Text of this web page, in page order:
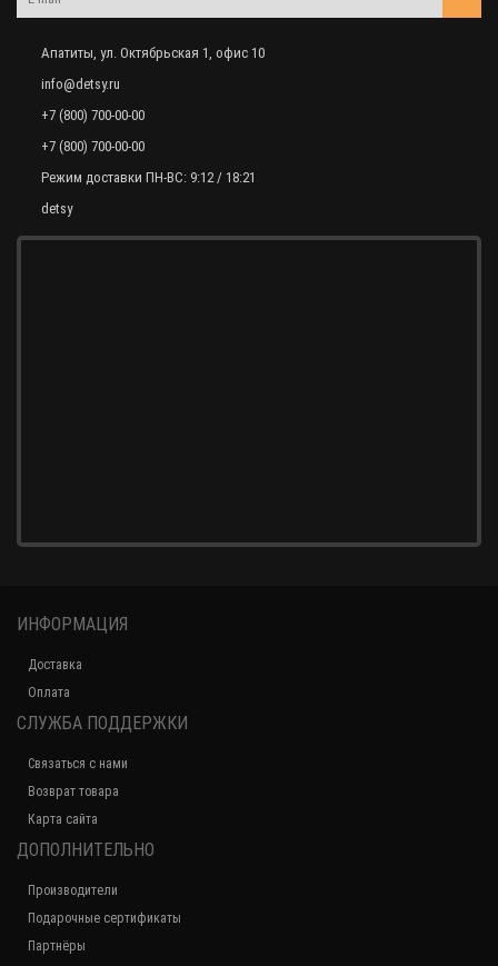
Апатиты, ул. Октябрьская 1, офис 10
info@detsy.ru
+7 (800) 700-00-00
+7 (800) 700-00-00
Режим доставки ПН-ВС: 9:12 / 18:21
detsy
ИНФОРМАЦИЯ
Доставка
Оплата
СЛУЖБА ПОДДЕРЖКИ
Связаться с нами
Возврат товара
Карта сайта
ДОПОЛНИТЕЛЬНО
Производители
Подарочные сертификаты
Партнёры